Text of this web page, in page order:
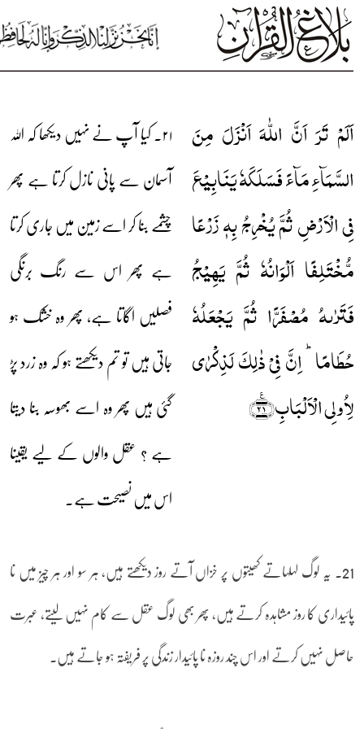
اَلَمۡ تَرَ اَنَّ اللّٰہَ اَنۡزَلَ مِنَ
السَّمَآءِ مَآءً فَسَلَکَہٗ یَنَابِیۡعَ
فِی الۡاَرۡضِ ثُمَّ یُخۡرِجُ بِہٖ زَرۡعًا
مُّخۡتَلِفًا اَلۡوَانُہٗ ثُمَّ یَہِیۡجُ
فَتَرٰىہُ مُصۡفَرًّا ثُمَّ یَجۡعَلُہٗ
حُطَامًا ؕ اِنَّ فِیۡ ذٰلِکَ لَذِکۡرٰی
لِاُولِی الۡاَلۡبَابِ﴿٪۲۱﴾
۲۱۔ کیا آپ نے نہیں دیکھا کہ اللہ
آسمان سے پانی نازل کرتا ہے پھر
چشمے بنا کر اسے زمین میں جاری کرتا
ہے پھر اس سے رنگ برنگی
فصلیں اگاتا ہے، پھر وہ خشک ہو
جاتی ہیں تو تم دیکھتے ہو کہ وہ زرد پڑ
گئی ہیں پھر وہ اسے بھوسہ بنا دیتا
ہے ؟ عقل والوں کے لیے یقینا
اس میں نصیحت ہے۔
21۔ یہ لوگ لہلہاتے کھیتوں پر خزاں آتے روز دیکھتے ہیں، ہر سو اور ہر چیز میں نا
پائیداری کا روز مشاہدہ کرتے ہیں، پھر بھی لوگ عقل سے کام نہیں لیتے، عبرت
حاصل نہیں کرتے اور اس چند روزہ نا پائیدار زندگی پر فریفتہ ہو جاتے ہیں۔